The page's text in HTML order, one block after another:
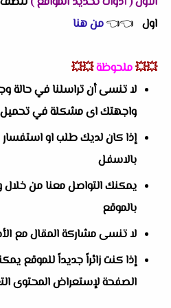
اول 👈
👈من هنا
💥💥ملحوظة💥💥
لا تنسى أن تراسلنا في حالة
واجهتك اى مشكلة في تحميل
إذا كان لديك طلب او
بالاسفل
يمكنك التواصل معنا من خلال
بالموقع
لا تنسى مشاركة المقال مع
إذا كنت زائراً جديداً للموقع
الصفحة لإستعراض المحتوى